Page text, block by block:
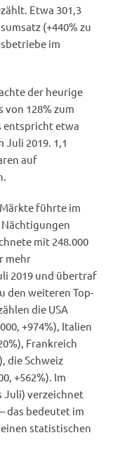
Etwa 301,3
(+440% zu
im
der heurige
von 128% zum
entspricht etwa
Juli 2019. 1,1
auf
führte im
mit 248.000
mehr
2019 und übertraf
den weiteren Top-
die USA
+974%), Italien
Frankreich
die Schweiz
+562%). Im
Juli) verzeichnet
das bedeutet im
statistischen